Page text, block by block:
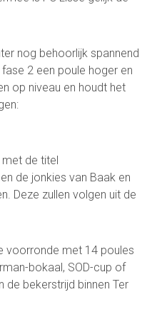
0252-413494
nog behoorlijk spannend
2 een poule hoger en
op niveau en houdt het
de titel
de jonkies van Baak en
Deze zullen volgen uit de
voorronde met 14 poules
bokaal, SOD-cup of
de bekerstrijd binnen Ter